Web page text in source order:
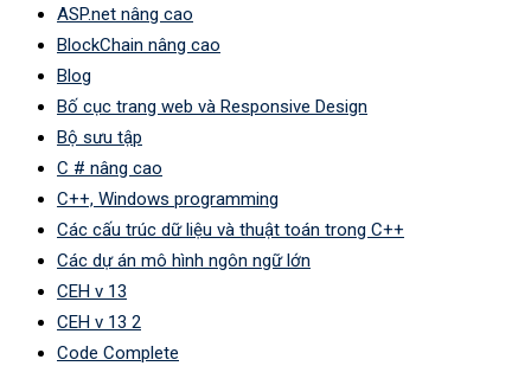
ASP.net nâng cao
BlockChain nâng cao
Blog
Bố cục trang web và Responsive Design
Bộ sưu tập
C # nâng cao
C++, Windows programming
Các cấu trúc dữ liệu và thuật toán trong C++
Các dự án mô hình ngôn ngữ lớn
CEH v 13
CEH v 13 2
Code Complete